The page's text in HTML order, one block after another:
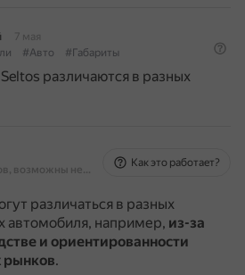
7 мая
#Авто #Габариты
различаются в разных
На основе источников, возможны неточности
Как это работает?
различаться в разных
автомобиля, например, из-за
и ориентированности
рынков.